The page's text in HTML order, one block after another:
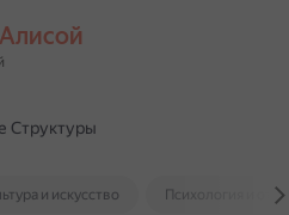
Структуры
и искусство Психология и